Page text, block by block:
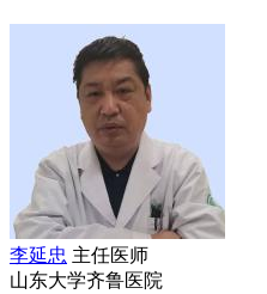
李延忠 主任医师
山东大学齐鲁医院